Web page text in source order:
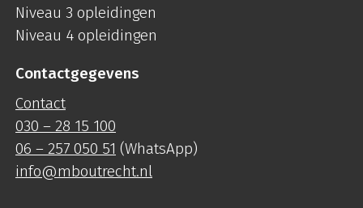
Niveau 3 opleidingen
Niveau 4 opleidingen
Contactgegevens
Contact
030 – 28 15 100
06 – 257 050 51 (WhatsApp)
info@mboutrecht.nl